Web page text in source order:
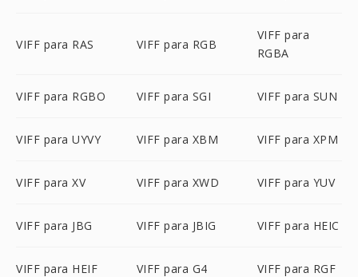
VIFF para RAS VIFF para RGB
VIFF para
RGBA
VIFF para RGBO VIFF para SGI VIFF para SUN
VIFF para UYVY VIFF para XBM VIFF para XPM
VIFF para XV VIFF para XWD VIFF para YUV
VIFF para JBG VIFF para JBIG VIFF para HEIC
VIFF para HEIF VIFF para G4 VIFF para RGF